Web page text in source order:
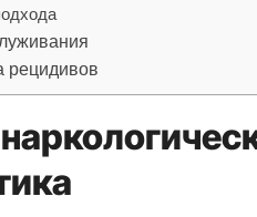
рецидивов